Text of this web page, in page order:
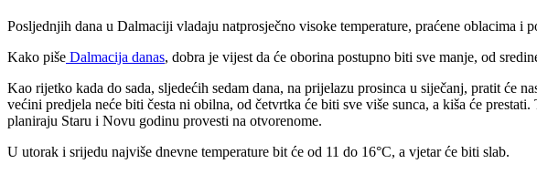
Posljednjih dana u Dalmaciji vladaju natprosječno visoke temperature, praćene oblacima i
Kako piše Dalmacija danas, dobra je vijest da će oborina postupno biti sve manje, od
Kao rijetko kada do sada, sljedećih sedam dana, na prijelazu prosinca u siječanj, pratit će
većini predjela neće biti česta ni obilna, od četvrtka će biti sve više sunca, a kiša će
planiraju Staru i Novu godinu provesti na otvorenome.
U utorak i srijedu najviše dnevne temperature bit će od 11 do 16°C, a vjetar će biti slab.